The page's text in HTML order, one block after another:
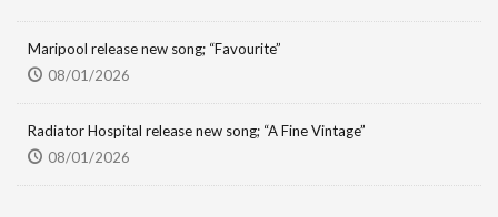
Maripool release new song; “Favourite”
08/01/2026
Radiator Hospital release new song; “A Fine Vintage”
08/01/2026